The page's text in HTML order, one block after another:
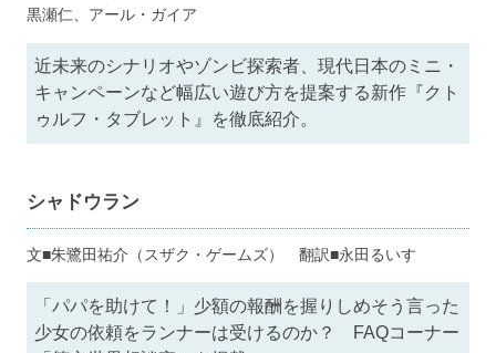
黒瀬仁、アール・ガイア
近未来のシナリオやゾンビ探索者、現代日本のミニ・
キャンペーンなど幅広い遊び方を提案する新作『クト
ゥルフ・タブレット』を徹底紹介。
シャドウラン
文■朱鷺田祐介（スザク・ゲームズ） 翻訳■永田るいす
「パパを助けて！」少額の報酬を握りしめそう言った
少女の依頼をランナーは受けるのか？ FAQコーナー